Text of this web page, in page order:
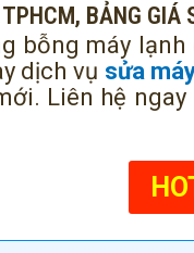
BẢNG GIÁ
bỗng máy
dịch vụ sửa
Liên hệ